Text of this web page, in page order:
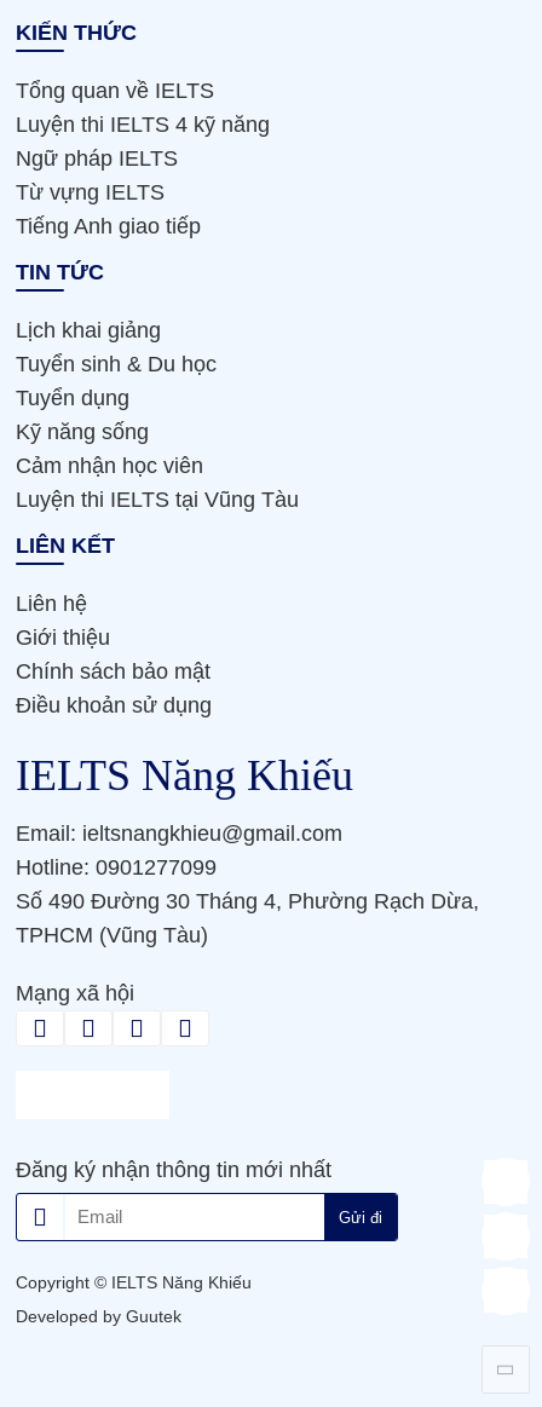
KIẾN THỨC
Tổng quan về IELTS
Luyện thi IELTS 4 kỹ năng
Ngữ pháp IELTS
Từ vựng IELTS
Tiếng Anh giao tiếp
TIN TỨC
Lịch khai giảng
Tuyển sinh & Du học
Tuyển dụng
Kỹ năng sống
Cảm nhận học viên
Luyện thi IELTS tại Vũng Tàu
LIÊN KẾT
Liên hệ
Giới thiệu
Chính sách bảo mật
Điều khoản sử dụng
IELTS Năng Khiếu
Email: ieltsnangkhieu@gmail.com
Hotline: 0901277099
Số 490 Đường 30 Tháng 4, Phường Rạch Dừa,
TPHCM (Vũng Tàu)
Mạng xã hội
Đăng ký nhận thông tin mới nhất
Gửi đi
Copyright © IELTS Năng Khiếu
Developed by Guutek